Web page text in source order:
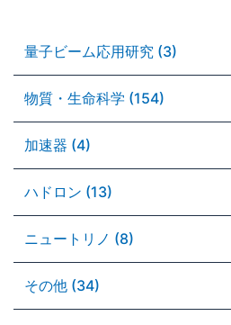
量子ビーム応用研究 (3)
物質・生命科学 (154)
加速器 (4)
ハドロン (13)
ニュートリノ (8)
その他 (34)